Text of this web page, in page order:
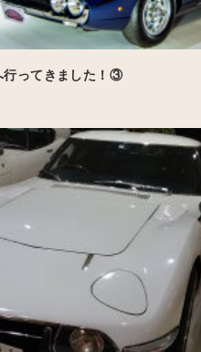
行ってきました！③